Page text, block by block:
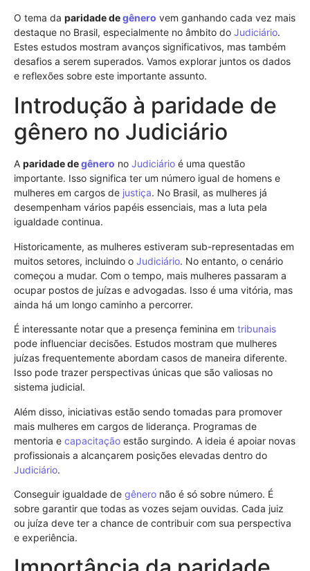
O tema da paridade degênero vem ganhando cada vez mais
destaque no Brasil, especialmente no âmbito do Judiciário.
Estes estudos mostram avanços significativos, mas também
desafios a serem superados. Vamos explorar juntos os dados
e reflexões sobre este importante assunto.
Introdução à paridade de
gênero no Judiciário
A paridade degênero no Judiciário é uma questão
importante. Isso significa ter um número igual de homens e
mulheres em cargos de justiça. No Brasil, as mulheres já
desempenham vários papéis essenciais, mas a luta pela
igualdade continua.
Historicamente, as mulheres estiveram sub-representadas em
muitos setores, incluindo o Judiciário. No entanto, o cenário
começou a mudar. Com o tempo, mais mulheres passaram a
ocupar postos de juízas e advogadas. Isso é uma vitória, mas
ainda há um longo caminho a percorrer.
É interessante notar que a presença feminina em tribunais
pode influenciar decisões. Estudos mostram que mulheres
juízas frequentemente abordam casos de maneira diferente.
Isso pode trazer perspectivas únicas que são valiosas no
sistema judicial.
Além disso, iniciativas estão sendo tomadas para promover
mais mulheres em cargos de liderança. Programas de
mentoria e capacitação estão surgindo. A ideia é apoiar novas
profissionais a alcançarem posições elevadas dentro do
Judiciário.
Conseguir igualdade de gênero não é só sobre número. É
sobre garantir que todas as vozes sejam ouvidas. Cada juiz
ou juíza deve ter a chance de contribuir com sua perspectiva
e experiência.